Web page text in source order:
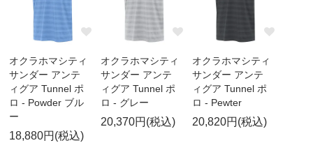
オクラホマシティ
サンダー アンテ
ィグア Tunnel ポ
ロ - Powder ブル
ー
18,880円(税込)
オクラホマシティ
サンダー アンテ
ィグア Tunnel ポ
ロ - グレー
20,370円(税込)
オクラホマシティ
サンダー アンテ
ィグア Tunnel ポ
ロ - Pewter
20,820円(税込)